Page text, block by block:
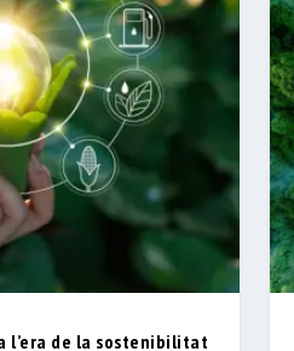
l’era de la sostenibilitat